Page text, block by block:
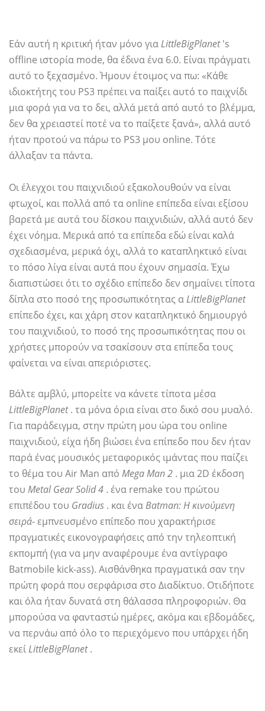
Εάν αυτή η κριτική ήταν μόνο γιαLittleBigPlanet's
offline ιστορία mode, θα έδινα ένα 6.0. Είναι πράγματι
αυτό το ξεχασμένο. Ήμουν έτοιμος να πω: «Κάθε
ιδιοκτήτης του PS3 πρέπει να παίξει αυτό το παιχνίδι
μια φορά για να το δει, αλλά μετά από αυτό το βλέμμα,
δεν θα χρειαστεί ποτέ να το παίξετε ξανά», αλλά αυτό
ήταν προτού να πάρω το PS3 μου online. Τότε
άλλαξαν τα πάντα.
Οι έλεγχοι του παιχνιδιού εξακολουθούν να είναι
φτωχοί, και πολλά από τα online επίπεδα είναι εξίσου
βαρετά με αυτά του δίσκου παιχνιδιών, αλλά αυτό δεν
έχει νόημα. Μερικά από τα επίπεδα εδώ είναι καλά
σχεδιασμένα, μερικά όχι, αλλά το καταπληκτικό είναι
το πόσο λίγα είναι αυτά που έχουν σημασία. Έχω
διαπιστώσει ότι το σχέδιο επίπεδο δεν σημαίνει τίποτα
δίπλα στο ποσό της προσωπικότητας αLittleBigPlanet
επίπεδο έχει, και χάρη στον καταπληκτικό δημιουργό
του παιχνιδιού, το ποσό της προσωπικότητας που οι
χρήστες μπορούν να τσακίσουν στα επίπεδα τους
φαίνεται να είναι απεριόριστες.
Βάλτε αμβλύ, μπορείτε να κάνετε τίποτα μέσα
LittleBigPlanet. τα μόνα όρια είναι στο δικό σου μυαλό.
Για παράδειγμα, στην πρώτη μου ώρα του online
παιχνιδιού, είχα ήδη βιώσει ένα επίπεδο που δεν ήταν
παρά ένας μουσικός μεταφορικός ιμάντας που παίζει
το θέμα του Air Man από Mega Man 2 . μια 2D έκδοση
του Metal Gear Solid 4 . ένα remake του πρώτου
επιπέδου του Gradius . και έναBatman: Η κινούμενη
σειρά-εμπνευσμένο επίπεδο που χαρακτήρισε
πραγματικές εικονογραφήσεις από την τηλεοπτική
εκπομπή (για να μην αναφέρουμε ένα αντίγραφο
Batmobile kick-ass). Αισθάνθηκα πραγματικά σαν την
πρώτη φορά που σερφάρισα στο Διαδίκτυο. Οτιδήποτε
και όλα ήταν δυνατά στη θάλασσα πληροφοριών. Θα
μπορούσα να φανταστώ ημέρες, ακόμα και εβδομάδες,
να περνάω από όλο το περιεχόμενο που υπάρχει ήδη
εκείLittleBigPlanet.